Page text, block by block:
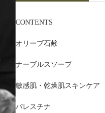
CONTENTS
オリーブ石鹸
ナーブルスソープ
敏感肌・乾燥肌スキンケア
パレスチナ